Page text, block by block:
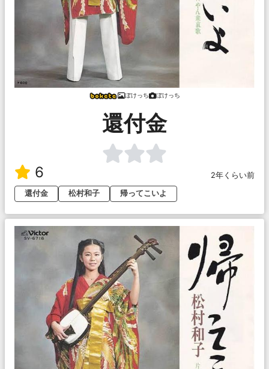
ぼけっち ぼけっち
還付金
6
2年くらい前
還付金
松村和子 帰ってこいよ